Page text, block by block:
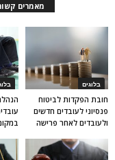
מאמרים
בלוגים
חובת הפקדות לביטוח
פנסיוני לעובדים חדשים
ולעובדים לאחר פרישה